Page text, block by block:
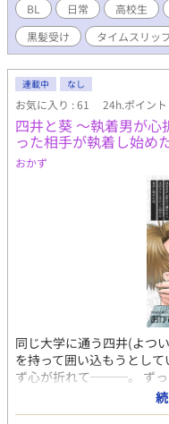
BL 日常 高校生
黒髪受け
タイムスリッ
連載中 なし
お気に入り : 61 24h.ポイン
四井と葵 ～執着男が
った相手が執着し始め
おかず
同じ大学に通う四井(よつ
を持って囲い込もうとし
ず心が折れて───。 ずっ
どうする？ というお話で
が、続きを描く予定がま